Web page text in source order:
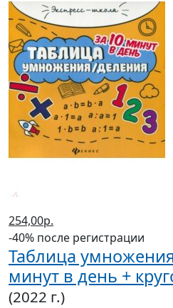
254,00р.
-40% после регистрации
Таблица
минут в день +
(2022 г.)